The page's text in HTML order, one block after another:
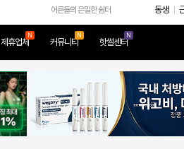
어른들의 은밀한 쉼터 동생
제휴업체
N
커뮤니티
N
핫썰센터
N